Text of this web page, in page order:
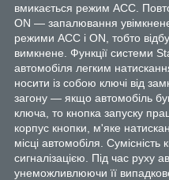
вмикається режим АСС.
ON — запалювання
режими ACC і ON, тобто
вимкнене. Функції системи
автомобіля легким
носити із собою ключі від
загону — якщо автомобіль
ключа, то кнопка запуску
корпус кнопки, м'яке
місці автомобіля. Сумісність
сигналізацією. Під час руху
унеможливлюючи її